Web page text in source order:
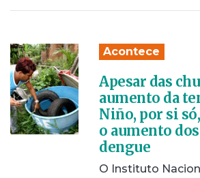
Acontece
Apesar das
aumento da
Niño, por si
o aumento
dengue
O Instituto